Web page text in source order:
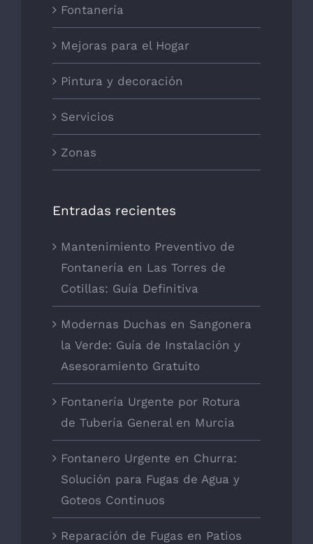
Fontanería
Mejoras para el Hogar
Pintura y decoración
Servicios
Zonas
Entradas recientes
Mantenimiento Preventivo de
Fontanería en Las Torres de
Cotillas: Guía Definitiva
Modernas Duchas en Sangonera
la Verde: Guía de Instalación y
Asesoramiento Gratuito
Fontanería Urgente por Rotura
de Tubería General en Murcia
Fontanero Urgente en Churra:
Solución para Fugas de Agua y
Goteos Continuos
Reparación de Fugas en Patios